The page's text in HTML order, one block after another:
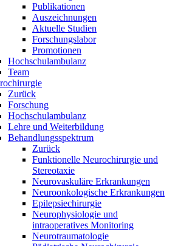
Publikationen
Auszeichnungen
Aktuelle Studien
Forschungslabor
Promotionen
Hochschulambulanz
Team
Zurück
Forschung
Hochschulambulanz
Lehre und Weiterbildung
Behandlungsspektrum
Zurück
Funktionelle Neurochirurgie und
Stereotaxie
Neurovaskuläre Erkrankungen
Neuroonkologische Erkrankungen
Epilepsiechirurgie
Neurophysiologie und
intraoperatives Monitoring
Neurotraumatologie